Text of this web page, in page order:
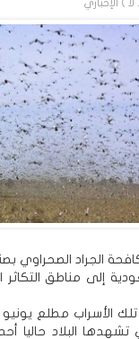
) الإخباري
الجراد الصحراوي
إلى مناطق التكاثر
الأسراب مطلع يونيو
تشهدها البلاد حاليا